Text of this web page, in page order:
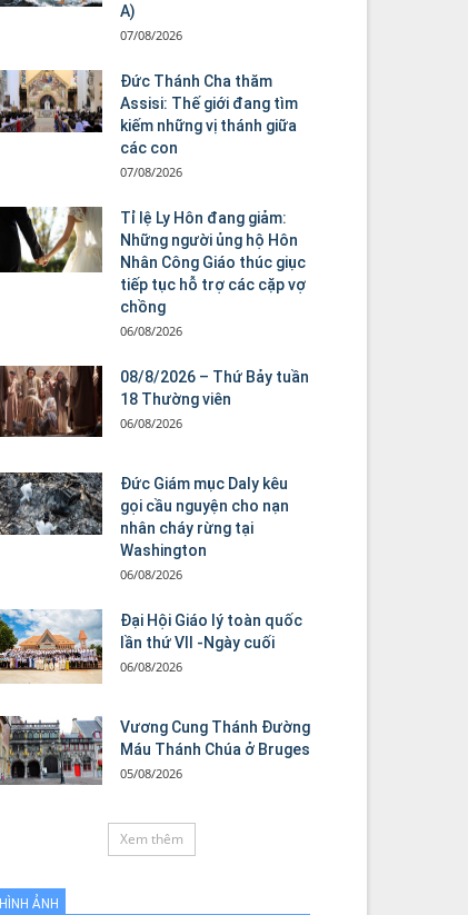
A)
07/08/2026
Đức Thánh Cha thăm
Assisi: Thế giới đang tìm
kiếm những vị thánh giữa
các con
07/08/2026
Tỉ lệ Ly Hôn đang giảm:
Những người ủng hộ Hôn
Nhân Công Giáo thúc giục
tiếp tục hỗ trợ các cặp vợ
chồng
06/08/2026
08/8/2026 – Thứ Bảy tuần
18 Thường viên
06/08/2026
Đức Giám mục Daly kêu
gọi cầu nguyện cho nạn
nhân cháy rừng tại
Washington
06/08/2026
Đại Hội Giáo lý toàn quốc
lần thứ VII -Ngày cuối
06/08/2026
Vương Cung Thánh Ðường
Máu Thánh Chúa ở Bruges
05/08/2026
Xem thêm
HÌNH ẢNH